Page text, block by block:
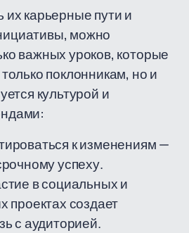
их карьерные пути и
можно
важных уроков, которые
поклонникам, но и
культурой и
к изменениям —
успеху.
в социальных и
проектах создает
с аудиторией.